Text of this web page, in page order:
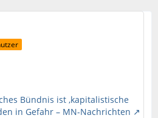
Bündnis ist ‚kapitalistische
in Gefahr – MN-Nachrichten